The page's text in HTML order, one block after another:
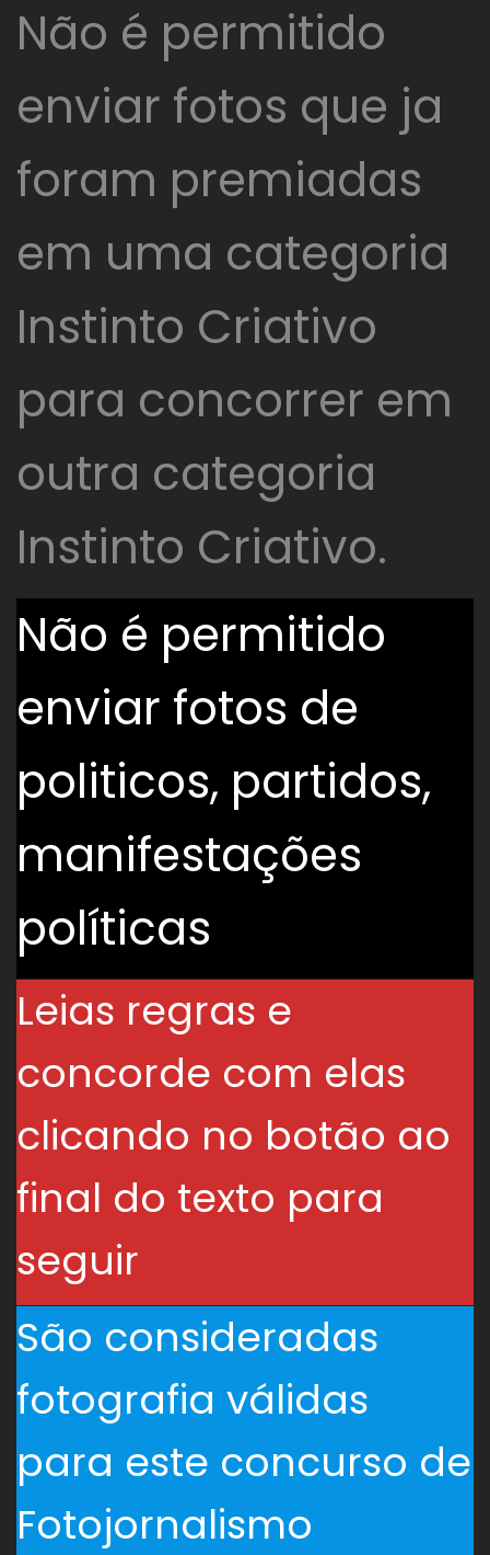
Não é permitido
enviar fotos que ja
foram premiadas
em uma categoria
Instinto Criativo
para concorrer em
outra categoria
Instinto Criativo.
Não é permitido
enviar fotos de
politicos, partidos,
manifestações
políticas
Leias regras e
concorde com elas
clicando no botão ao
final do texto para
seguir
São consideradas
fotografia válidas
para este concurso de
Fotojornalismo